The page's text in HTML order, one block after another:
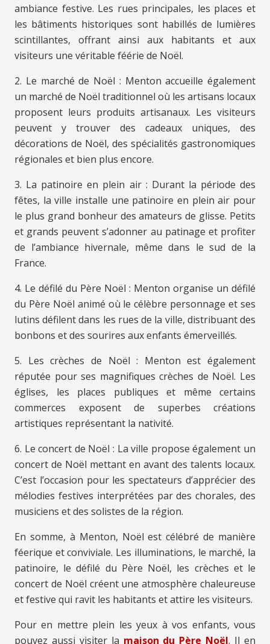
ambiance festive. Les rues principales, les places et
les bâtiments historiques sont habillés de lumières
scintillantes, offrant ainsi aux habitants et aux
visiteurs une véritable féérie de Noël.
2. Le marché de Noël : Menton accueille également
un marché de Noël traditionnel où les artisans locaux
proposent leurs produits artisanaux. Les visiteurs
peuvent y trouver des cadeaux uniques, des
décorations de Noël, des spécialités gastronomiques
régionales et bien plus encore.
3. La patinoire en plein air : Durant la période des
fêtes, la ville installe une patinoire en plein air pour
le plus grand bonheur des amateurs de glisse. Petits
et grands peuvent s’adonner au patinage et profiter
de l’ambiance hivernale, même dans le sud de la
France.
4. Le défilé du Père Noël : Menton organise un défilé
du Père Noël animé où le célèbre personnage et ses
lutins défilent dans les rues de la ville, distribuant des
bonbons et des sourires aux enfants émerveillés.
5. Les crèches de Noël : Menton est également
réputée pour ses magnifiques crèches de Noël. Les
églises, les places publiques et même certains
commerces exposent de superbes créations
artistiques représentant la nativité.
6. Le concert de Noël : La ville propose également un
concert de Noël mettant en avant des talents locaux.
C’est l’occasion pour les spectateurs d’apprécier des
mélodies festives interprétées par des chorales, des
musiciens et des solistes de la région.
En somme, à Menton, Noël est célébré de manière
féerique et conviviale. Les illuminations, le marché, la
patinoire, le défilé du Père Noël, les crèches et le
concert de Noël créent une atmosphère chaleureuse
et festive qui ravit les habitants et attire les visiteurs.
Pour en mettre plein les yeux à vos enfants, vous
pouvez aussi visiter la maison du Père Noël. Il en